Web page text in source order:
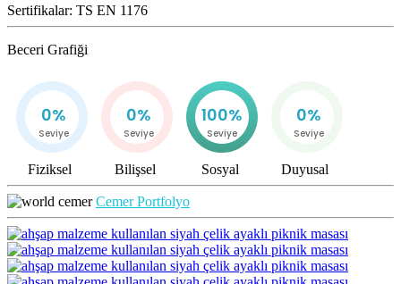
Sertifikalar: TS EN 1176
Beceri Grafiği
0%
Seviye
Fiziksel
0%
Seviye
Bilişsel
100%
Seviye
Sosyal
0%
Seviye
Duyusal
Cemer Portfolyo